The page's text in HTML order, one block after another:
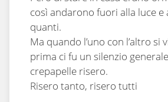
così andarono fuori alla luce e
quanti.
Ma quando l’uno con l’altro si
prima ci fu un silenzio
crepapelle risero.
Risero tanto, risero tutti